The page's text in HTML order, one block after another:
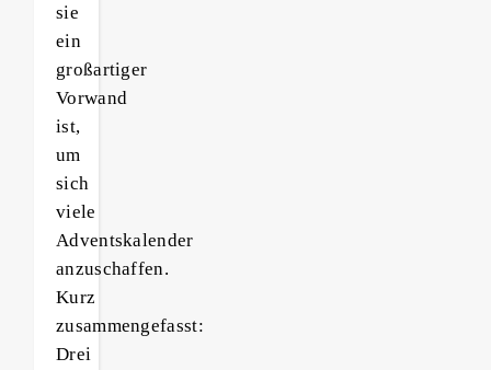
sie
ein
großartiger
Vorwand
ist,
um
sich
viele
Adventskalender
anzuschaffen.
Kurz
zusammengefasst:
Drei